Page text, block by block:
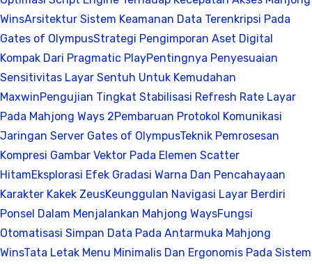
WinsArsitektur Sistem Keamanan Data Terenkripsi Pada
Gates of OlympusStrategi Pengimporan Aset Digital
Kompak Dari Pragmatic PlayPentingnya Penyesuaian
Sensitivitas Layar Sentuh Untuk Kemudahan
MaxwinPengujian Tingkat Stabilisasi Refresh Rate Layar
Pada Mahjong Ways 2Pembaruan Protokol Komunikasi
Jaringan Server Gates of OlympusTeknik Pemrosesan
Kompresi Gambar Vektor Pada Elemen Scatter
HitamEksplorasi Efek Gradasi Warna Dan Pencahayaan
Karakter Kakek ZeusKeunggulan Navigasi Layar Berdiri
Ponsel Dalam Menjalankan Mahjong WaysFungsi
Otomatisasi Simpan Data Pada Antarmuka Mahjong
WinsTata Letak Menu Minimalis Dan Ergonomis Pada Sistem